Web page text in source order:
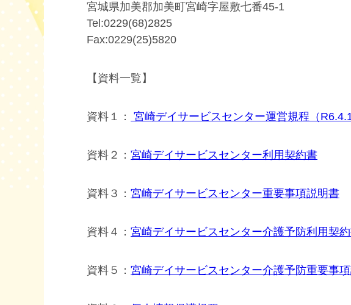
宮城県加美郡加美町宮崎字屋敷七番45-1
Tel:0229(68)2825
Fax:0229(25)5820
【資料一覧】
資料１： 宮崎デイサービスセンター運営規程（
資料２： 宮崎デイサービスセンター利用契約書
資料３： 宮崎デイサービスセンター重要事項説明書
資料４： 宮崎デイサービスセンター介護予防利用契約
資料５： 宮崎デイサービスセンター介護予防重要事